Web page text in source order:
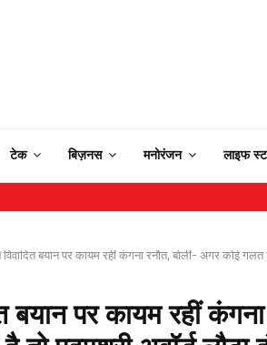
टेक बिज़नस मनोरंजन लाइफ
बयान पर कायम रहीं कंगना रनौत, बोलीं- अगर कोई गलत
बयान पर कायम रहीं